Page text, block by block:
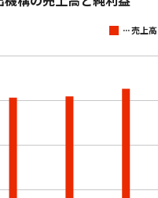
...売上高